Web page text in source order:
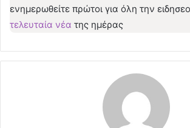
ενημερωθείτε πρώτοι για όλη την
τελευταία νέα της ημέρας